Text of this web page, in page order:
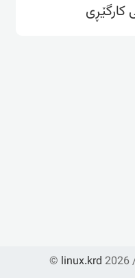
کارگێڕی
© linux.krd 2026